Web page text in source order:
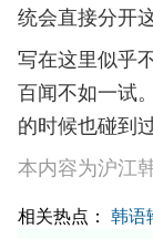
统会直接分开
写在这里似乎
百闻不如一试
的时候也碰到
本内容为沪江
相关热点： 韩语